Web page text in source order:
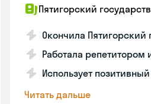
Пятигорский
Окончила
Работала репетитором
Использует
Читать дальше